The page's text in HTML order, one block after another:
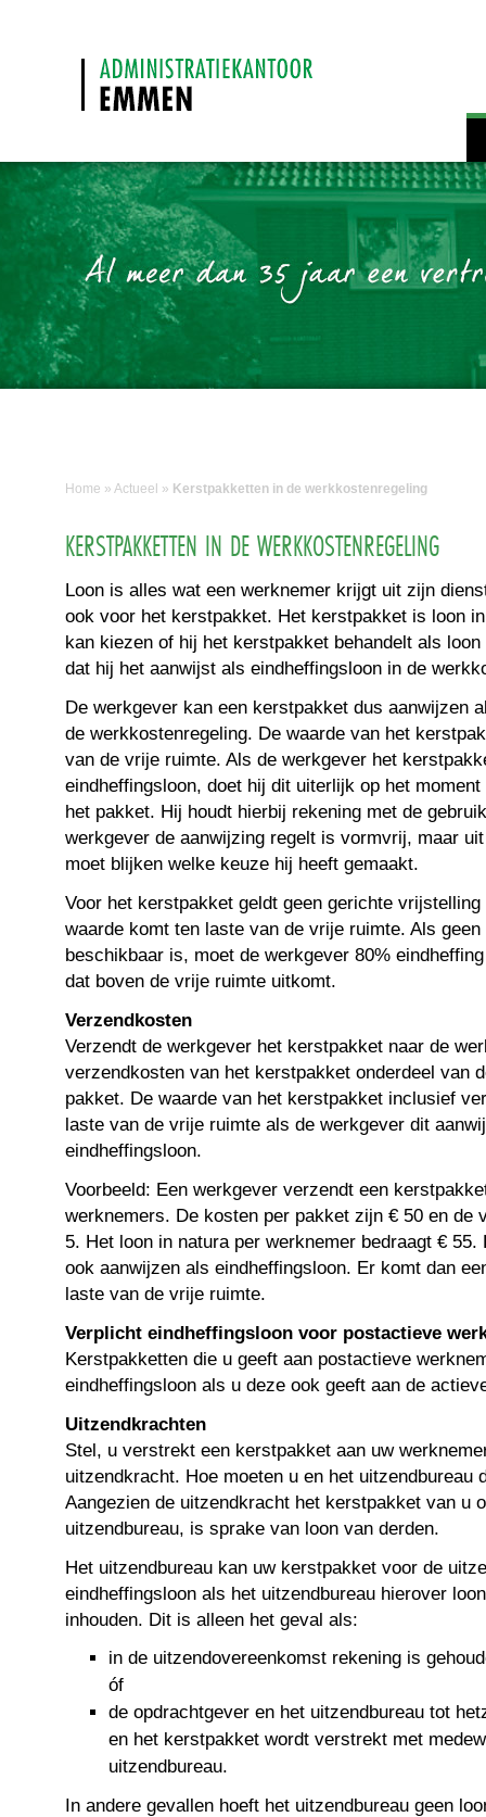
Home » Actueel » Kerstpakketten in de werkkostenregeling
KERSTPAKKETTEN IN DE WERKKOSTENREGELING
Loon is alles wat een werknemer krijgt uit zijn
ook voor het kerstpakket. Het kerstpakket is loon
kan kiezen of hij het kerstpakket behandelt als
dat hij het aanwijst als eindheffingsloon in de
De werkgever kan een kerstpakket dus aanwijzen
de werkkostenregeling. De waarde van het
van de vrije ruimte. Als de werkgever het
eindheffingsloon, doet hij dit uiterlijk op het
het pakket. Hij houdt hierbij rekening met de
werkgever de aanwijzing regelt is vormvrij, maar
moet blijken welke keuze hij heeft gemaakt.
Voor het kerstpakket geldt geen gerichte
waarde komt ten laste van de vrije ruimte. Als
beschikbaar is, moet de werkgever 80%
dat boven de vrije ruimte uitkomt.
Verzendkosten
Verzendt de werkgever het kerstpakket naar de
verzendkosten van het kerstpakket onderdeel van
pakket. De waarde van het kerstpakket inclusief
laste van de vrije ruimte als de werkgever dit
eindheffingsloon.
Voorbeeld: Een werkgever verzendt een
werknemers. De kosten per pakket zijn € 50 en de
5. Het loon in natura per werknemer bedraagt €
ook aanwijzen als eindheffingsloon. Er komt dan
laste van de vrije ruimte.
Verplicht eindheffingsloon voor postactieve
Kerstpakketten die u geeft aan postactieve
eindheffingsloon als u deze ook geeft aan de
Uitzendkrachten
Stel, u verstrekt een kerstpakket aan uw
uitzendkracht. Hoe moeten u en het uitzendbureau
Aangezien de uitzendkracht het kerstpakket van u
uitzendbureau, is sprake van loon van derden.
Het uitzendbureau kan uw kerstpakket voor de
eindheffingsloon als het uitzendbureau hierover
inhouden. Dit is alleen het geval als:
in de uitzendovereenkomst rekening is
óf
de opdrachtgever en het uitzendbureau tot
en het kerstpakket wordt verstrekt met
uitzendbureau.
In andere gevallen hoeft het uitzendbureau geen